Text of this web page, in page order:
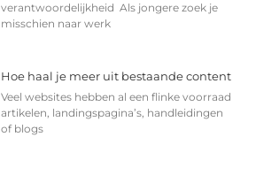
verantwoordelijkheid Als jongere zoek je
misschien naar werk
Hoe haal je meer uit bestaande content
Veel websites hebben al een flinke voorraad
artikelen, landingspagina’s, handleidingen
of blogs